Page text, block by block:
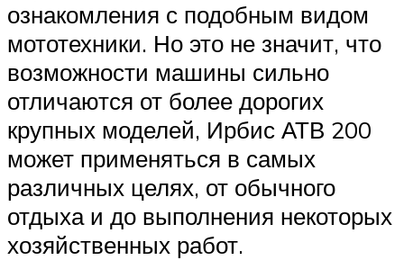
ознакомления с подобным видом
мототехники. Но это не значит, что
возможности машины сильно
отличаются от более дорогих
крупных моделей, Ирбис АТВ 200
может применяться в самых
различных целях, от обычного
отдыха и до выполнения некоторых
хозяйственных работ.